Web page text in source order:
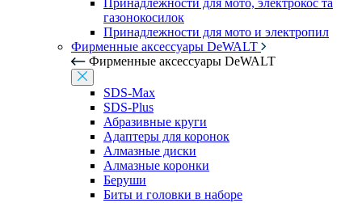
Принадлежности для мото, электрокос та
газонокосилок
Принадлежности для мото и электропил
Фирменные аксессуары DeWALT
Фирменные аксессуары DeWALT
SDS-Max
SDS-Plus
Абразивные круги
Адаптеры для коронок
Алмазные диски
Алмазные коронки
Беруши
Биты и головки в наборе